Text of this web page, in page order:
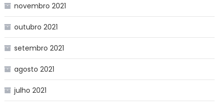
novembro 2021
outubro 2021
setembro 2021
agosto 2021
julho 2021